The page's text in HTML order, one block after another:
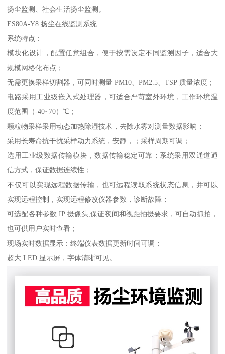
扬尘监测、社会生活扬尘监测。
ES80A-Y8 扬尘在线监测系统
系统特点：
模块化设计，配置任意组合，便于按需设定不同监测因子，适合大
规模网格化布点；
无需更换采样切割器，可同时测量 PM10、PM2.5、TSP 质量浓度；
电路采用工业级嵌入式处理器，可适合严苛室外环境，工作环境温
度范围（-40~70）℃；
颗粒物采样采用动态加热除湿技术，去除水雾对测量数据影响；
采用长寿命抗干扰采样动力系统，安静，；采样周期可调；
选用工业级数据传输模块，数据传输稳定可靠；系统采用双通道通
信方式，保证数据连续性；
不仅可以实现远程数据传输，也可远程读取系统状态信息，并可以
实现远程控制，实现远程修改仪器参数，诊断故障；
可选配各种参数 IP 摄像头,保证夜间和视距拍摄要求，可自动抓拍，
也可供用户实时查看；
现场实时数据显示：终端仪表数据更新时间可调；
超大 LED 显示屏，字体清晰可见。